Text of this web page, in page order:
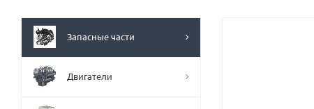
Запасные части
Двигатели